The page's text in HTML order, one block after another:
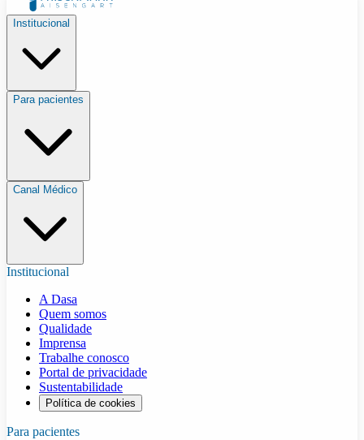
Institucional
Para pacientes
Canal Médico
Institucional
A Dasa
Quem somos
Qualidade
Imprensa
Trabalhe conosco
Portal de privacidade
Sustentabilidade
Política de cookies
Para pacientes